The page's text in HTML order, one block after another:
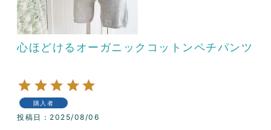
心ほどけるオーガニックコットンペチパンツ
購入者
投稿日 2025/08/06